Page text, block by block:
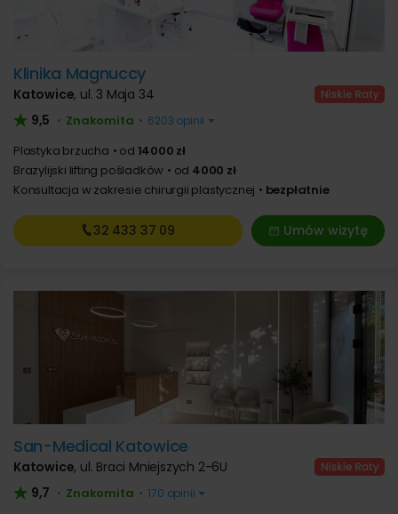
Klinika Magnuccy
Katowice, ul. 3 Maja 34
9,5 • Znakomita • 6203 opinii
Plastyka brzucha od 14000 zł
Brazylijski lifting pośladków
od 4000 zł
Konsultacja w zakresie chirurgii plastycznej
bezpłatnie
Umów wizytę
32 433 37 09
San-Medical Katowice
Katowice, ul. Braci Mniejszych 2-6U
9,7 • Znakomita • 170 opinii